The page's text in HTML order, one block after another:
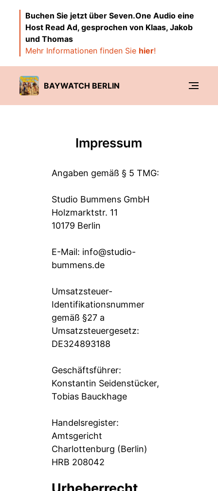
Buchen Sie jetzt über Seven.One Audio eine
Host Read Ad, gesprochen von Klaas, Jakob
und Thomas
Mehr Informationen finden Sie hier!
BAYWATCH BERLIN
Impressum
Angaben gemäß § 5 TMG:
Studio Bummens GmbH
Holzmarktstr. 11
10179 Berlin
E-Mail: info@studio-
bummens.de
Umsatzsteuer-
Identifikationsnummer
gemäß §27 a
Umsatzsteuergesetz:
DE324893188
Geschäftsführer:
Konstantin Seidenstücker,
Tobias Bauckhage
Handelsregister:
Amtsgericht
Charlottenburg (Berlin)
HRB 208042